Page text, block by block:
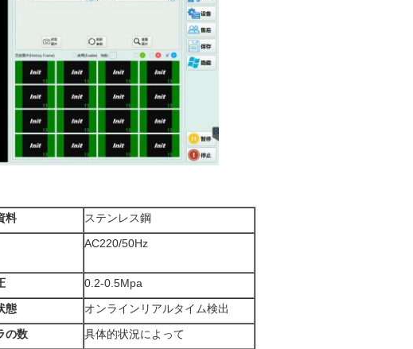
料
ステンレス鋼
AC220/50Hz
0.2-0.5Mpa
態
オンラインリアルタイム検出
の数 具体的状況によって